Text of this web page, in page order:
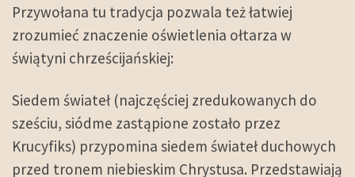
Przywołana tu tradycja pozwala też łatwiej
zrozumieć znaczenie oświetlenia ołtarza w
świątyni chrześcijańskiej:
Siedem świateł (najczęściej zredukowanych do
sześciu, siódme zastąpione zostało przez
Krucyfiks) przypomina siedem świateł duchowych
przed tronem niebieskim Chrystusa. Przedstawiają